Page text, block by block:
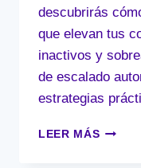
descubrirás
que elevan tus
inactivos y
de escalado
estrategias
LEER MÁSCÓMO